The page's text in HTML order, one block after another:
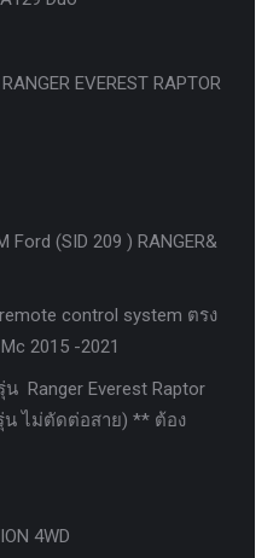
EVEREST RAPTOR
(SID 209 ) RANGER&
control system ตรง
2015 -2021
Ranger Everest Raptor
น ไม่ตัดต่อสาย) ** ต้อง
4WD